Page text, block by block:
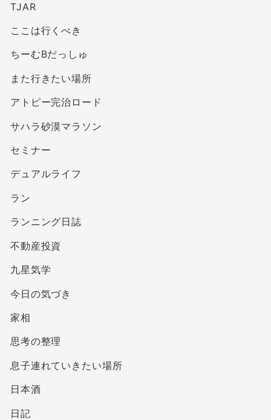
TJAR
ここは行くべき
ちーむBだっしゅ
また行きたい場所
アトピー完治ロード
サハラ砂漠マラソン
セミナー
デュアルライフ
ラン
ランニング日誌
不動産投資
九星気学
今日の気づき
家相
思考の整理
息子連れていきたい場所
日本酒
日記